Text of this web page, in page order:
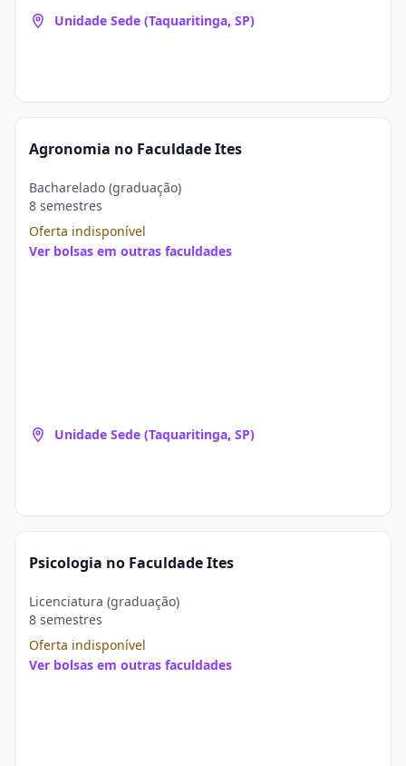
Unidade Sede (Taquaritinga, SP)
Agronomia no Faculdade Ites
Bacharelado (graduação)
8 semestres
Oferta indisponível
Ver bolsas em outras faculdades
Unidade Sede (Taquaritinga, SP)
Psicologia no Faculdade Ites
Licenciatura (graduação)
8 semestres
Oferta indisponível
Ver bolsas em outras faculdades